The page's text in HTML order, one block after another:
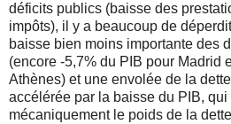
déficits publics (baisse des
impôts), il y a beaucoup de
baisse bien moins importante des
(encore -5,7% du PIB pour Madrid
Athènes) et une envolée de la
accélérée par la baisse du PIB, qui
mécaniquement le poids de la